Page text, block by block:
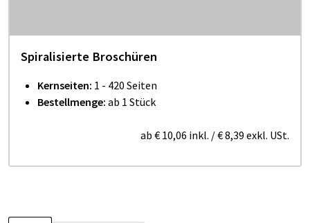
Spiralisierte Broschüren
Kernseiten: 1 - 420 Seiten
Bestellmenge: ab 1 Stück
ab € 10,06 inkl. /€ 8,39 exkl. USt.